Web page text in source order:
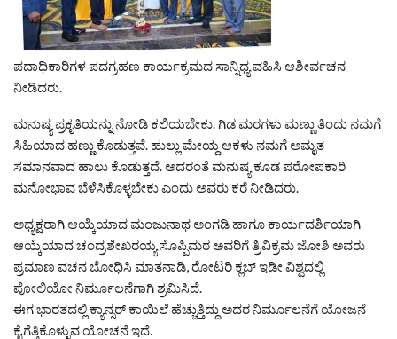
ಪದಾಧಿಕಾರಿಗಳ ಪದಗ್ರಹಣ ಕಾರ್ಯಕ್ರಮದ ಸಾನ್ನಿಧ್ಯ ವಹಿಸಿ ಆಶೀರ್ವಚನ
ನೀಡಿದರು.
ಮನುಷ್ಯ ಪ್ರಕೃತಿಯನ್ನು ನೋಡಿ ಕಲಿಯಬೇಕು. ಗಿಡ ಮರಗಳು ಮಣ್ಣು ತಿಂದು ನಮಗೆ
ಸಿಹಿಯಾದ ಹಣ್ಣು ಕೊಡುತ್ತವೆ. ಹುಲ್ಲು ಮೇಯ್ದ ಆಕಳು ನಮಗೆ ಅಮೃತ
ಸಮಾನವಾದ ಹಾಲು ಕೊಡುತ್ತದೆ. ಅದರಂತೆ ಮನುಷ್ಯ ಕೂಡ ಪರೋಪಕಾರಿ
ಮನೋಭಾವ ಬೆಳೆಸಿಕೊಳ್ಳಬೇಕು ಎಂದು ಅವರು ಕರೆ ನೀಡಿದರು.
ಅಧ್ಯಕ್ಷರಾಗಿ ಆಯ್ಕೆಯಾದ ಮಂಜುನಾಥ ಅಂಗಡಿ ಹಾಗೂ ಕಾರ್ಯದರ್ಶಿಯಾಗಿ
ಆಯ್ಕೆಯಾದ ಚಂದ್ರಶೇಖರಯ್ಯ ಸೊಪ್ಪಿಮಠ ಅವರಿಗೆ ತ್ರಿವಿಕ್ರಮ ಜೋಶಿ ಅವರು
ಪ್ರಮಾಣ ವಚನ ಬೋಧಿಸಿ ಮಾತನಾಡಿ, ರೋಟರಿ ಕ್ಲಬ್ ಇಡೀ ವಿಶ್ವದಲ್ಲಿ
ಪೋಲಿಯೋ ನಿರ್ಮೂಲನೆಗಾಗಿ ಶ್ರಮಿಸಿದೆ.
ಈಗ ಭಾರತದಲ್ಲಿ ಕ್ಯಾನ್ಸರ್ ಕಾಯಿಲೆ ಹೆಚ್ಚುತ್ತಿದ್ದು ಅದರ ನಿರ್ಮೂಲನೆಗೆ ಯೋಜನೆ
ಕೈಗೆತ್ತಿಕೊಳ್ಳುವ ಯೋಚನೆ ಇದೆ.